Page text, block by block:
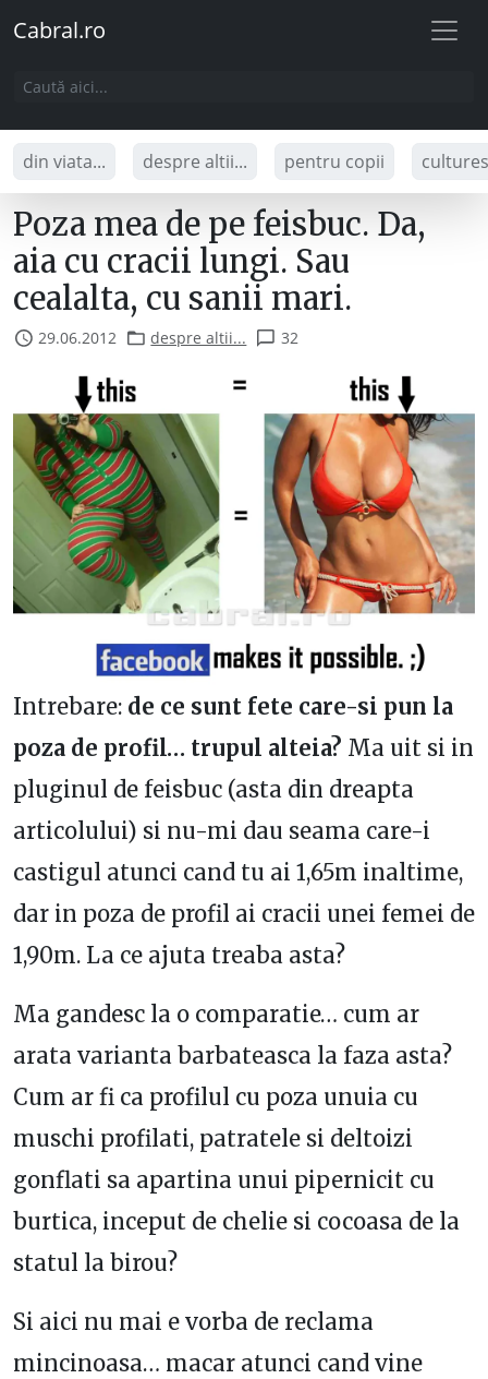
Cabral.ro
din viata... despre altii... pentru copii
Poza mea de pe feisbuc. Da,
aia cu cracii lungi. Sau
cealalta, cu sanii mari.
29.06.2012 despre altii... 32
Intrebare: de ce sunt fete care-si pun la
poza de profil… trupul alteia? Ma uit si in
pluginul de feisbuc (asta din dreapta
articolului) si nu-mi dau seama care-i
castigul atunci cand tu ai 1,65m inaltime,
dar in poza de profil ai cracii unei femei de
1,90m. La ce ajuta treaba asta?
Ma gandesc la o comparatie… cum ar
arata varianta barbateasca la faza asta?
Cum ar fi ca profilul cu poza unuia cu
muschi profilati, patratele si deltoizi
gonflati sa apartina unui pipernicit cu
burtica, inceput de chelie si cocoasa de la
statul la birou?
Si aici nu mai e vorba de reclama
mincinoasa… macar atunci cand vine